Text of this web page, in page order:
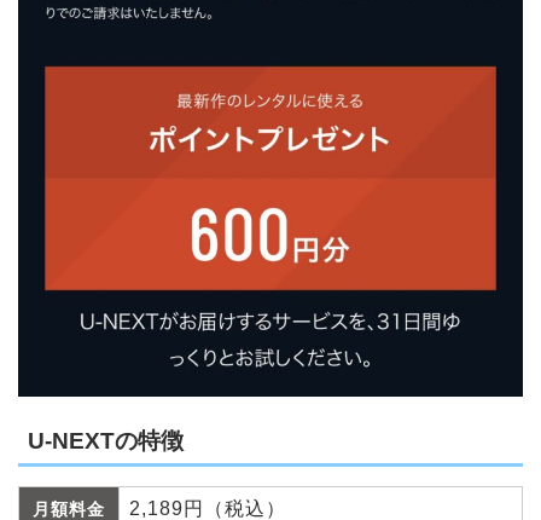
U-NEXTの特徴
月額料金 2,189円（税込）